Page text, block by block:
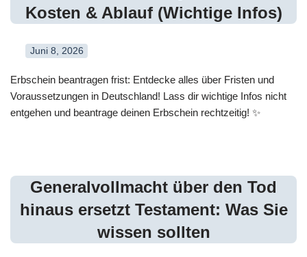
Kosten & Ablauf (Wichtige Infos)
Juni 8, 2026
Erbschein beantragen frist: Entdecke alles über Fristen und
Voraussetzungen in Deutschland! Lass dir wichtige Infos nicht
entgehen und beantrage deinen Erbschein rechtzeitig! ✨
Generalvollmacht über den Tod
hinaus ersetzt Testament: Was Sie
wissen sollten